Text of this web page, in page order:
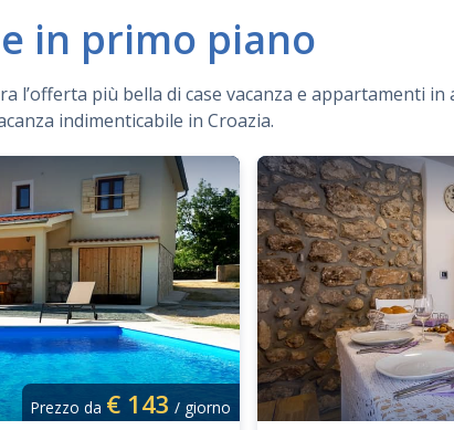
in primo piano
l’offerta più bella di case vacanza e appartamenti
indimenticabile in Croazia.
Prezzo da € 143 / giorno